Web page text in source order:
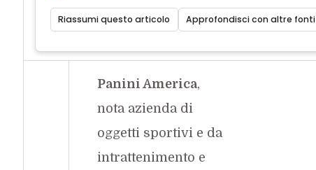
Riassumi questo articolo Approfondisci con altre fonti
Panini America,
nota azienda di
oggetti sportivi e da
intrattenimento e